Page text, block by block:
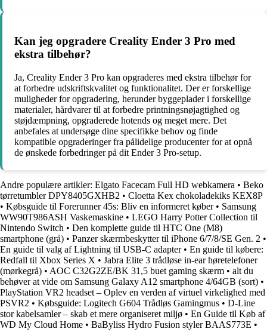
Kan jeg opgradere Creality Ender 3 Pro med
ekstra tilbehør?
Ja, Creality Ender 3 Pro kan opgraderes med ekstra tilbehør for
at forbedre udskriftskvalitet og funktionalitet. Der er forskellige
muligheder for opgradering, herunder byggeplader i forskellige
materialer, hårdvarer til at forbedre printningsnøjagtighed og
støjdæmpning, opgraderede hotends og meget mere. Det
anbefales at undersøge dine specifikke behov og finde
kompatible opgraderinger fra pålidelige producenter for at opnå
de ønskede forbedringer på dit Ender 3 Pro-setup.
Andre populære artikler: Elgato Facecam Full HD webkamera • Beko
tørretumbler DPY8405GXHB2 • Cloetta Kex chokoladekiks KEX8P
• Købsguide til Forerunner 45s: Bliv en informeret køber• Samsung
WW90T986ASH Vaskemaskine • LEGO Harry Potter Collection til
Nintendo Switch • Den komplette guide til HTC One (M8)
smartphone (grå) • Panzer skærmbeskytter til iPhone 6/7/8/SE Gen. 2 •
En guide til valg af Lightning til USB-C adapter• En guide til købere:
Redfall til Xbox Series X • Jabra Elite 3 trådløse in-ear høretelefoner
(mørkegrå) • AOC C32G2ZE/BK 31,5 buet gaming skærm • alt du
behøver at vide om Samsung Galaxy A12 smartphone 4/64GB (sort) •
PlayStation VR2 headset – Oplev en verden af virtuel virkelighed med
PSVR2 • Købsguide: Logitech G604 Trådløs Gamingmus • D-Line
stor kabelsamler – skab et mere organiseret miljø • En Guide til Køb af
WD My Cloud Home • BaByliss Hydro Fusion styler BAAS773E •